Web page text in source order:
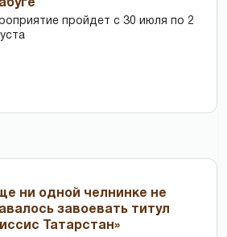
пройдет с 30 июля по 2
ни одной челнинке не
завоевать титул
Татарстан»